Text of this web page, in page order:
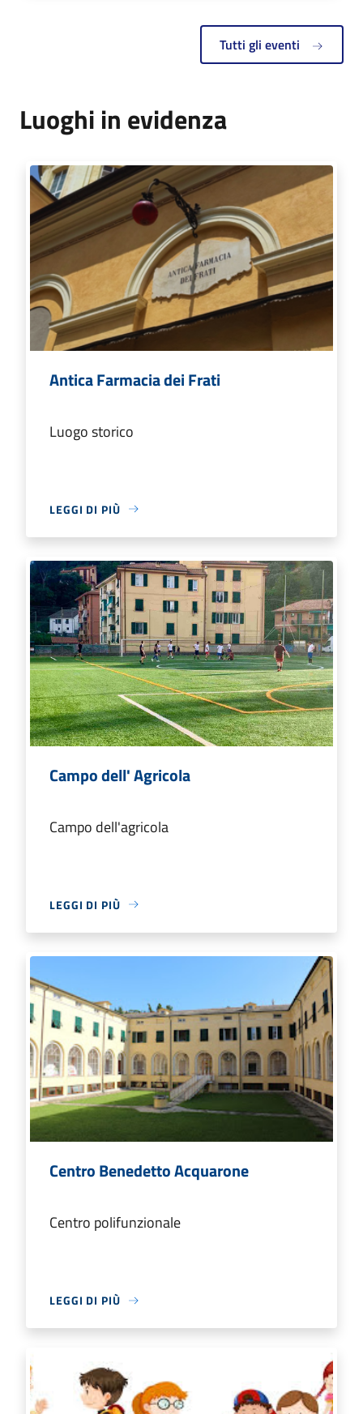
Tutti gli eventi
Luoghi in evidenza
Antica Farmacia dei Frati
Luogo storico
LEGGI DI PIÙ
Campo dell' Agricola
Campo dell'agricola
LEGGI DI PIÙ
Centro Benedetto Acquarone
Centro polifunzionale
LEGGI DI PIÙ